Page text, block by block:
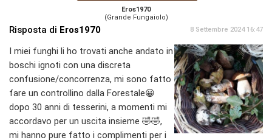
Eros1970
(Grande Fungaiolo)
Risposta di Eros1970 8 Settembre 2024 16:47
I miei funghi li ho trovati anche andato in
boschi ignoti con una discreta
confusione/concorrenza, mi sono fatto
fare un controllino dalla Forestale😀
dopo 30 anni di tesserini, a momenti mi
accordavo per un uscita insieme 🤣🤣,
mi hanno pure fatto i complimenti per i